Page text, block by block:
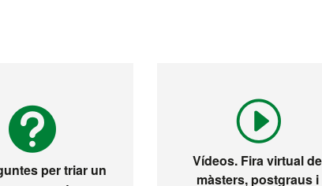
per triar un
Vídeos. Fira virtual de
màsters, postgraus i